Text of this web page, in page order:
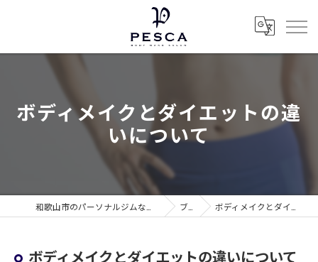
ボディメイクとダイエットの違
いについて
ブログ ボディメイクとダイエットの違いについて
ボディメイクとダイエットの違いについて